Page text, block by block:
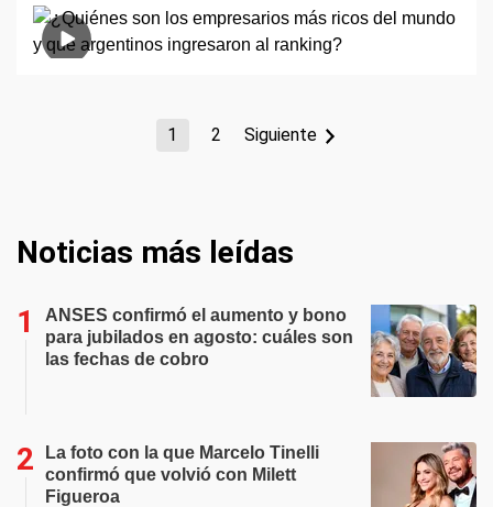
1 2 Siguiente
Noticias más leídas
ANSES confirmó el aumento y bono
para jubilados en agosto: cuáles son
las fechas de cobro
La foto con la que Marcelo Tinelli
confirmó que volvió con Milett
Figueroa